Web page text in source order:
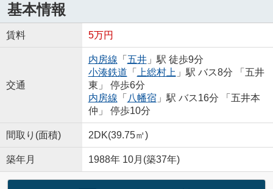
基本情報
賃料 5万円
交通
内房線 「 五井」駅 徒歩9分
小湊鉄道 「 上総村上 」駅 バス8分 「五井
東」 停歩6分
内房線 「 八幡宿 」駅 バス16分 「五井本
仲」 停歩10分
間取り(面積) 2DK(39.75㎡)
築年月 1988年 10月(築37年)